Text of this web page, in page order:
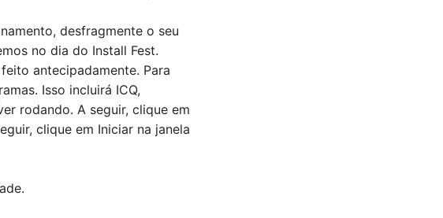
desfragmente o seu
no dia do Install Fest.
antecipadamente. Para
Isso incluirá ICQ,
rodando. A seguir, clique em
clique em Iniciar na janela